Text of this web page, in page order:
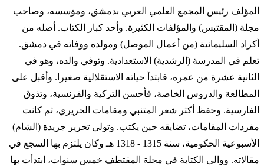
المؤلف رئيس المجمع العلمي العربي بدمشق، ومؤسسه، وصاحب
مجلة (المقتبس) والمؤلفات الكثيرة. وأحد كبار الكتاب. أصله من
أكراد السليمانية (من أعمال الموصل) ومولده ووفاته في دمشق.
تعلم في المدرسة (الرشدية) الاستعدادية. وتوفي والده، وهو في
الثانية عشرة من عمره، فابتدأ حياته الاستقلالية صغيرا. وأقبل على
المطالعة والدروس الخاصة، فأحسن التركية والفرنسية، وتذوق
الفارسية. وحفظ أكثر شعر المتنبي ومقامات الحريري، ثم كانت
مفردات المقامات، تضايقه حين يكتب. وتولى تحرير جريدة (الشام)
الأسبوعية الحكومية، سنة 1315 - 1318 هـ وكان يلتزم بها السجع في
مقالاته. ووالى الكتابة في مجلة المقتطف خمس سنوات، ابتدأت بها